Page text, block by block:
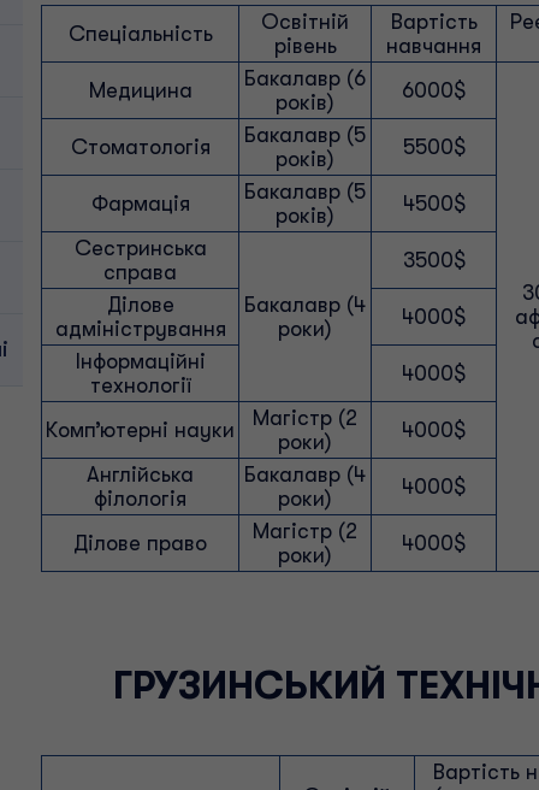
Спеціальність
Освітній
рівень
Вартість
навчання
Медицина
Бакалавр (6
років)
6000$
Стоматологія
Бакалавр (5
років)
5500$
Фармація
Бакалавр (5
років)
4500$
Сестринська
справа
Бакалавр (4
роки)
3500$
Ділове
адміністрування
4000$
Інформаційні
технології
4000$
Комп’ютерні науки
Магістр (2
роки)
4000$
Англійська
філологія
Бакалавр (4
роки)
4000$
Ділове право
Магістр (2
роки)
4000$
ГРУЗИНСЬКИЙ
Вартість